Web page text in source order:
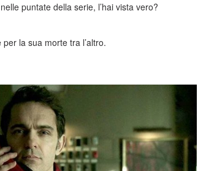
puntate della serie, l’hai vista vero?
la sua morte tra l’altro.